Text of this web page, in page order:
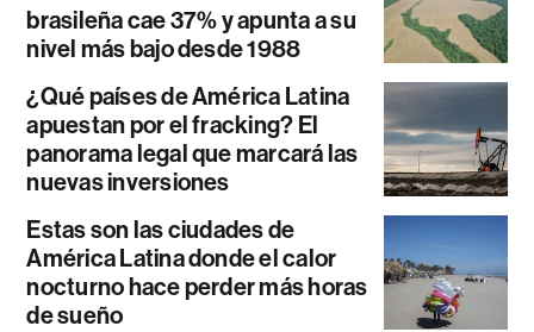
brasileña cae 37% y apunta a su
nivel más bajo desde 1988
¿Qué países de América Latina
apuestan por el fracking? El
panorama legal que marcará las
nuevas inversiones
Estas son las ciudades de
América Latina donde el calor
nocturno hace perder más horas
de sueño